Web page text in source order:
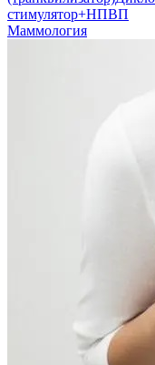
стимулятор+НПВП
Маммология